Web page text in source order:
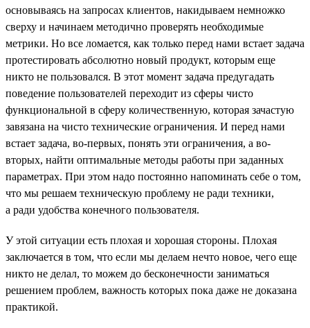
основываясь на запросах клиентов, накидываем немножко
сверху и начинаем методично проверять необходимые
метрики. Но все ломается, как только перед нами встает задача
протестировать абсолютно новый продукт, которым еще
никто не пользовался. В этот момент задача предугадать
поведение пользователей переходит из сферы чисто
функциональной в сферу количественную, которая зачастую
завязана на чисто технические ограничения. И перед нами
встает задача, во-первых, понять эти ограничения, а во-
вторых, найти оптимальные методы работы при заданных
параметрах. При этом надо постоянно напоминать себе о том,
что мы решаем техническую проблему не ради техники,
а ради удобства конечного пользователя.
У этой ситуации есть плохая и хорошая стороны. Плохая
заключается в том, что если мы делаем нечто новое, чего еще
никто не делал, то можем до бесконечности заниматься
решением проблем, важность которых пока даже не доказана
практикой.